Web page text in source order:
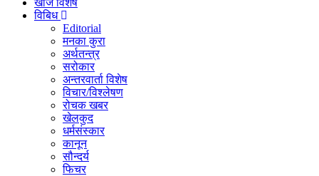
खोज विशेष
विबिध
Editorial
मनका कुरा
अर्थतन्त्र
सरोकार
अन्तरवार्ता विशेष
विचार/विश्लेषण
रोचक खबर
खेलकुद
धर्मसंस्कार
कानून
सौन्दर्य
फिचर